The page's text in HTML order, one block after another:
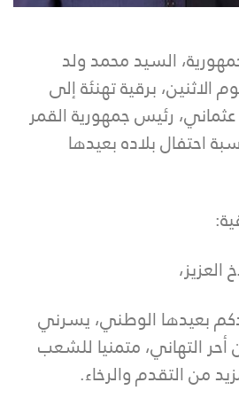
السيد محمد ولد
الاثنين، برقية تهنئة إلى
رئيس جمهورية القمر
احتفال بلاده بعيدها
بعيدها الوطني، يسرني
أحر التهاني، متمنيا للشعب
من التقدم والرخاء.